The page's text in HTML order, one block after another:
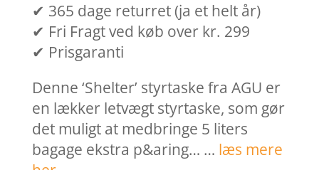
✔ 365 dage returret (ja et helt år)
✔ Fri Fragt ved køb over kr. 299
✔ Prisgaranti
Denne ‘Shelter’ styrtaske fra AGU er
en lækker letvægt styrtaske, som gør
det muligt at medbringe 5 liters
bagage ekstra p&aring… … læs mere